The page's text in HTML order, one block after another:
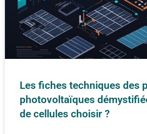
Les fiches techniques des
photovoltaïques
de cellules choisir ?